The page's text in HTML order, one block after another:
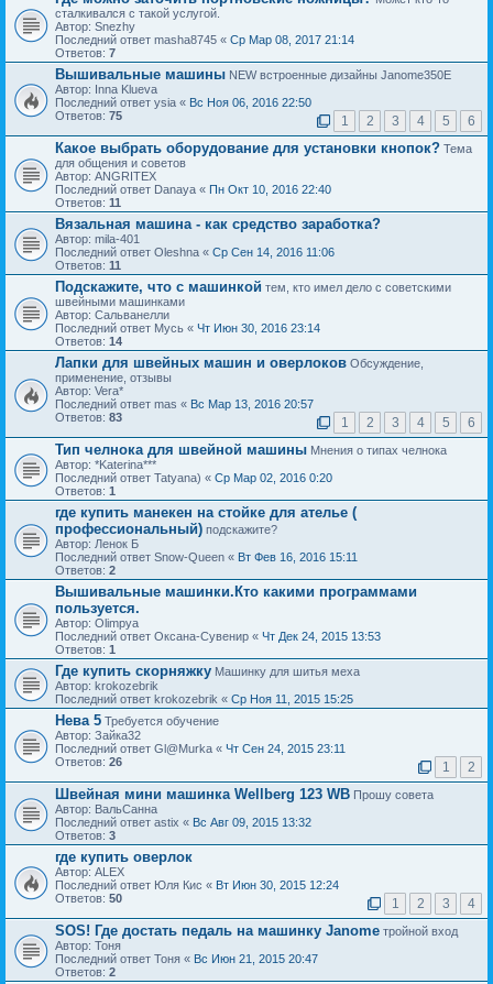
сталкивался с такой услугой.
Автор: Snezhy
Последний ответ masha8745 « Ср Мар 08, 2017 21:14
Ответов: 7
Вышивальные машины NEW встроенные дизайны Janome350E
Автор: Inna Klueva
Последний ответ ysia « Вс Ноя 06, 2016 22:50
Ответов: 75 1 2 3 4 5 6
Какое выбрать оборудование для установки кнопок? Тема
для общения и советов
Автор: ANGRITEX
Последний ответ Danaya « Пн Окт 10, 2016 22:40
Ответов: 11
Вязальная машина - как средство заработка?
Автор: mila-401
Последний ответ Oleshna « Ср Сен 14, 2016 11:06
Ответов: 11
Подскажите, что с машинкой тем, кто имел дело с советскими
швейными машинками
Автор: Сальванелли
Последний ответ Мусь « Чт Июн 30, 2016 23:14
Ответов: 14
Лапки для швейных машин и оверлоков Обсуждение,
применение, отзывы
Автор: Vera*
Последний ответ mas « Вс Мар 13, 2016 20:57
Ответов: 83 1 2 3 4 5 6
Тип челнока для швейной машины Мнения о типах челнока
Автор: *Katerina***
Последний ответ Tatyana) « Ср Мар 02, 2016 0:20
Ответов: 1
где купить манекен на стойке для ателье (
профессиональный) подскажите?
Автор: Ленок Б
Последний ответ Snow-Queen « Вт Фев 16, 2016 15:11
Ответов: 2
Вышивальные машинки.Кто какими программами
пользуется.
Автор: Olimpya
Последний ответ Оксана-Сувенир « Чт Дек 24, 2015 13:53
Ответов: 1
Где купить скорняжку Машинку для шитья меха
Автор: krokozebrik
Последний ответ krokozebrik « Ср Ноя 11, 2015 15:25
Нева 5 Требуется обучение
Автор: Зайка32
Последний ответ Gl@Murka « Чт Сен 24, 2015 23:11
Ответов: 26 1 2
Швейная мини машинка Wellberg 123 WB Прошу совета
Автор: ВальСанна
Последний ответ astix « Вс Авг 09, 2015 13:32
Ответов: 3
где купить оверлок
Автор: ALEX
Последний ответ Юля Кис « Вт Июн 30, 2015 12:24
Ответов: 50 1 2 3 4
SOS! Где достать педаль на машинку Janome тройной вход
Автор: Тоня
Последний ответ Тоня « Вс Июн 21, 2015 20:47
Ответов: 2